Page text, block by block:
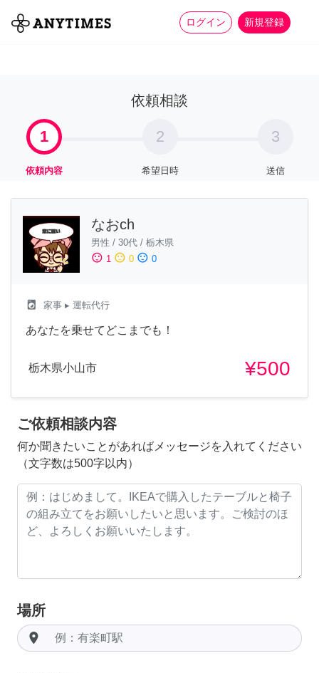
ログイン 新規登録
全て 家事 more_horiz
依頼相談
1
依頼内容
2
希望日時
3
送信
なおch
男性 / 30代 / 栃木県
sentiment_satisfied 1 sentiment_neutral 0 sentiment_dissatisfied 0
local_laundry_service 家事 ▸ 運転代行
あなたを乗せてどこまでも！
栃木県小山市 ¥500
ご依頼相談内容
何か聞きたいことがあればメッセージを入れてください
（文字数は500字以内）
場所
room